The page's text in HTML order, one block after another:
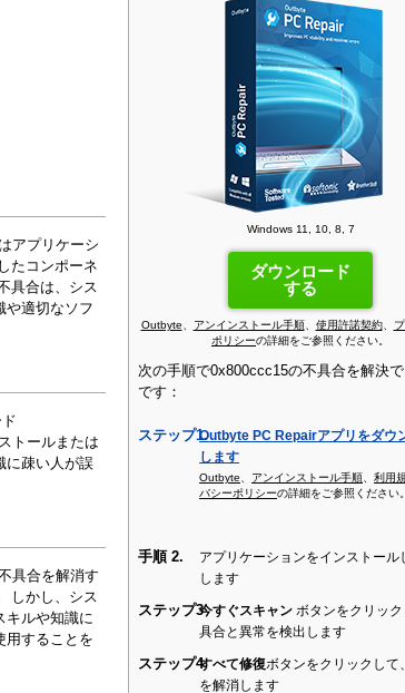
Windows 11, 10, 8, 7
ダウンロード
する
Outbyte アンインストール手順、 使用許諾契約、
ポリシーの詳細をご参照ください。
次の手順で0x800ccc15の不具合を解決
です：
ステップ1.Outbyte PC Repairアプリをダウ
します
Outbyte アンインストール手順 利用
バシーポリシーの詳細をご参照ください。
手順 2.
アプリケーションをインストール
します
ステップ3今すぐスキャン ボタンをクリッ
具合と異常を検出します
ステップ4すべて修復ボタンをクリックして
を解消します
アプリケーシ
たコンポーネ
具合は、シス
や適切なソフ
トールまたは
に疎い人が誤
具合を解消す
しかし、シス
キルや知識に
用することを